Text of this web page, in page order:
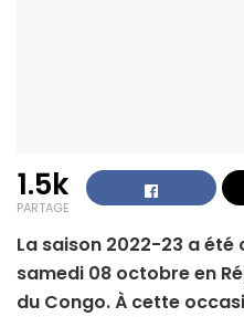
1.5k
PARTAGE
La saison 2022-23 a
samedi 08 octobre en
du Congo. À cette